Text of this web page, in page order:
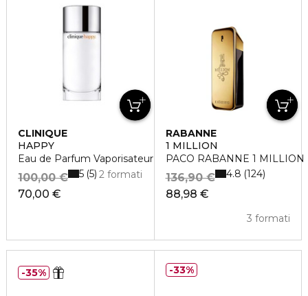
CLINIQUE
HAPPY
Eau de Parfum Vaporisateur
70,00 €
100,00 € 2 formati
5 5
RABANNE
1 MILLION
PACO RABANNE 1
88,98 €
136,90 €
3 formati
4.8 124
35% 33%